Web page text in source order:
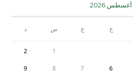
أغسطس 2026
خ ج س د
1
2
6
7
8
9